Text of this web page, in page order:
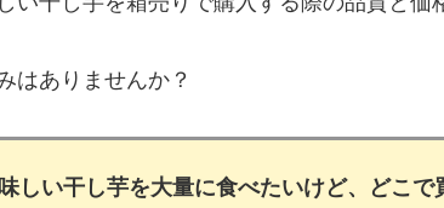
はありませんか？
しい干し芋を大量に食べたいけど、どこ